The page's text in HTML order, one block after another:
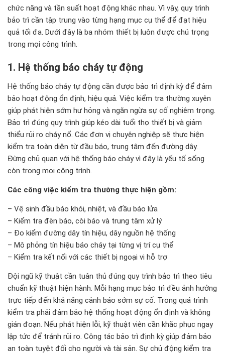
chức năng và tần suất hoạt động khác nhau. Vì vậy, quy trình
bảo trì cần tập trung vào từng hạng mục cụ thể để đạt hiệu
quả tối đa. Dưới đây là ba nhóm thiết bị luôn được chú trọng
trong mọi công trình.
1. H ệ thống báo cháy tự động
Hệ thống báo cháy tự động cần được bảo trì định kỳ để đảm
bảo hoạt động ổn định, hiệu quả. Việc kiểm tra thường xuyên
giúp phát hiện sớm hư hỏng và ngăn ngừa sự cố nghiêm trọng.
Bảo trì đúng quy trình giúp kéo dài tuổi thọ thiết bị và giảm
thiểu rủi ro cháy nổ. Các đơn vị chuyên nghiệp sẽ thực hiện
kiểm tra toàn diện từ đầu báo, trung tâm đến đường dây.
Đừng chủ quan với hệ thống báo cháy vì đây là yếu tố sống
còn trong mọi công trình.
Các công việc kiểm tra thường thực hiện gồm:
– Vệ sinh đầu báo khói, nhiệt, và đầu báo lửa
– Kiểm tra đèn báo, còi báo và trung tâm xử lý
– Đo kiểm đường dây tín hiệu, dây nguồn hệ thống
– Mô phỏng tín hiệu báo cháy tại từng vị trí cụ thể
– Kiểm tra kết nối với các thiết bị ngoại vi hỗ trợ
Đội ngũ kỹ thuật cần tuân thủ đúng quy trình bảo trì theo tiêu
chuẩn kỹ thuật hiện hành. Mỗi hạng mục bảo trì đều ảnh hưởng
trực tiếp đến khả năng cảnh báo sớm sự cố. Trong quá trình
kiểm tra phải đảm bảo hệ thống hoạt động ổn định và không
gián đoạn. Nếu phát hiện lỗi, kỹ thuật viên cần khắc phục ngay
lập tức để tránh rủi ro. Công tác bảo trì định kỳ giúp đảm bảo
an toàn tuyệt đối cho người và tài sản. Sự chủ động kiểm tra